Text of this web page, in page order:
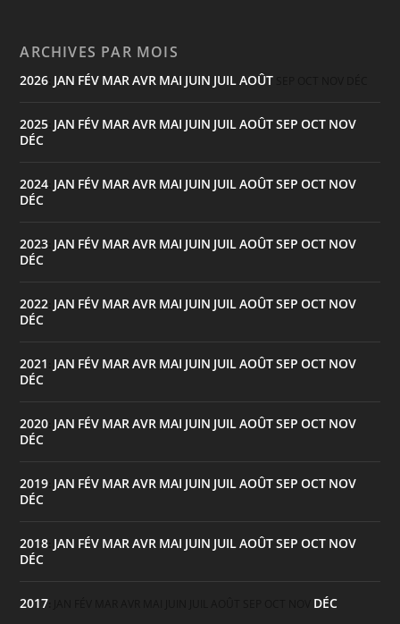
ARCHIVES PAR MOIS
2026 JAN FÉV MARAVR MAI JUIN JUILAOÛT
2025 JAN FÉV MARAVR MAI JUIN JUILAOÛTSEP OCT NOV
DÉC
2024 JAN FÉV MARAVR MAI JUIN JUILAOÛTSEP OCT NOV
DÉC
2023 JAN FÉV MARAVR MAI JUIN JUILAOÛTSEP OCT NOV
DÉC
2022 JAN FÉV MARAVR MAI JUIN JUILAOÛTSEP OCT NOV
DÉC
2021 JAN FÉV MARAVR MAI JUIN JUILAOÛTSEP OCT NOV
DÉC
2020 JAN FÉV MARAVR MAI JUIN JUILAOÛTSEP OCT NOV
DÉC
2019 JAN FÉV MARAVR MAI JUIN JUILAOÛTSEP OCT NOV
DÉC
2018 JAN FÉV MARAVR MAI JUIN JUILAOÛTSEP OCT NOV
DÉC
2017 DÉC